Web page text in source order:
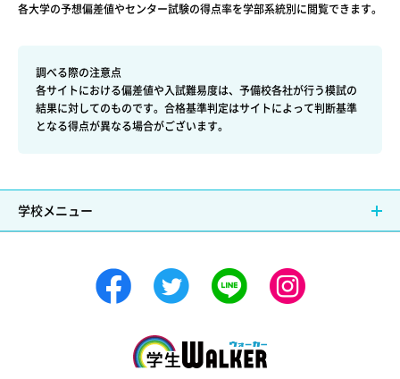
各大学の予想偏差値やセンター試験の得点率を学部系統別に閲覧できます。
調べる際の注意点
各サイトにおける偏差値や入試難易度は、予備校各社が行う模試の
結果に対してのものです。合格基準判定はサイトによって判断基準
となる得点が異なる場合がございます。
学校メニュー